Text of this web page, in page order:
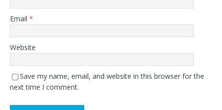
Email *
Website
Save my name, email, and website in this browser for the
next time I comment.